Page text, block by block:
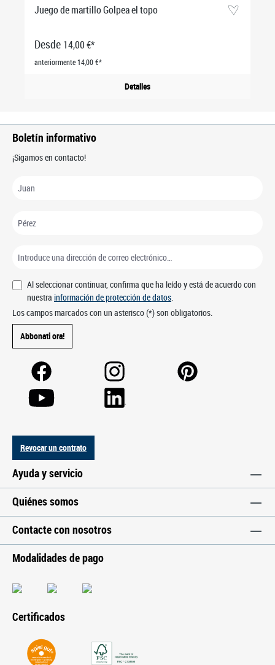
Juego de martillo Golpea el topo
Desde 14,00 €*
anteriormente 14,00 €*
Detalles
Boletín informativo
¡Sigamos en contacto!
Al seleccionar continuar, confirma que ha leído y está de acuerdo con
nuestra información de protección de datos.
Los campos marcados con un asterisco (*) son obligatorios.
Abbonati ora!
Revocar un contrato
Ayuda y servicio
Quiénes somos
Contacte con nosotros
Modalidades de pago
Certificados